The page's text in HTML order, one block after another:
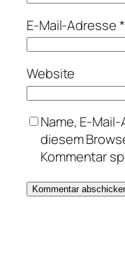
E-Mail-Adresse*
Website
Name, E-
diesem
Kommentar